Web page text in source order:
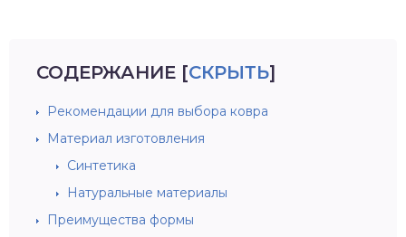
СОДЕРЖАНИЕ [СКРЫТЬ]
Рекомендации для выбора ковра
Материал изготовления
Синтетика
Натуральные материалы
Преимущества формы